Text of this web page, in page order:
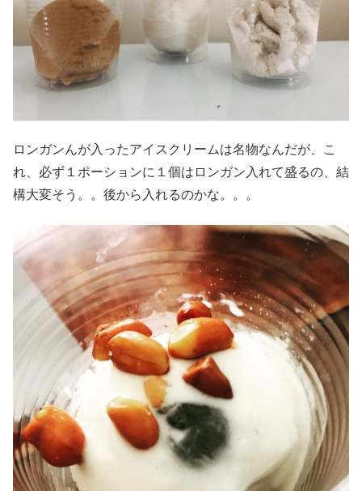
ロンガンんが入ったアイスクリームは名物なんだが、こ
れ、必ず１ポーションに１個はロンガン入れて盛るの、結
構大変そう。。後から入れるのかな。。。